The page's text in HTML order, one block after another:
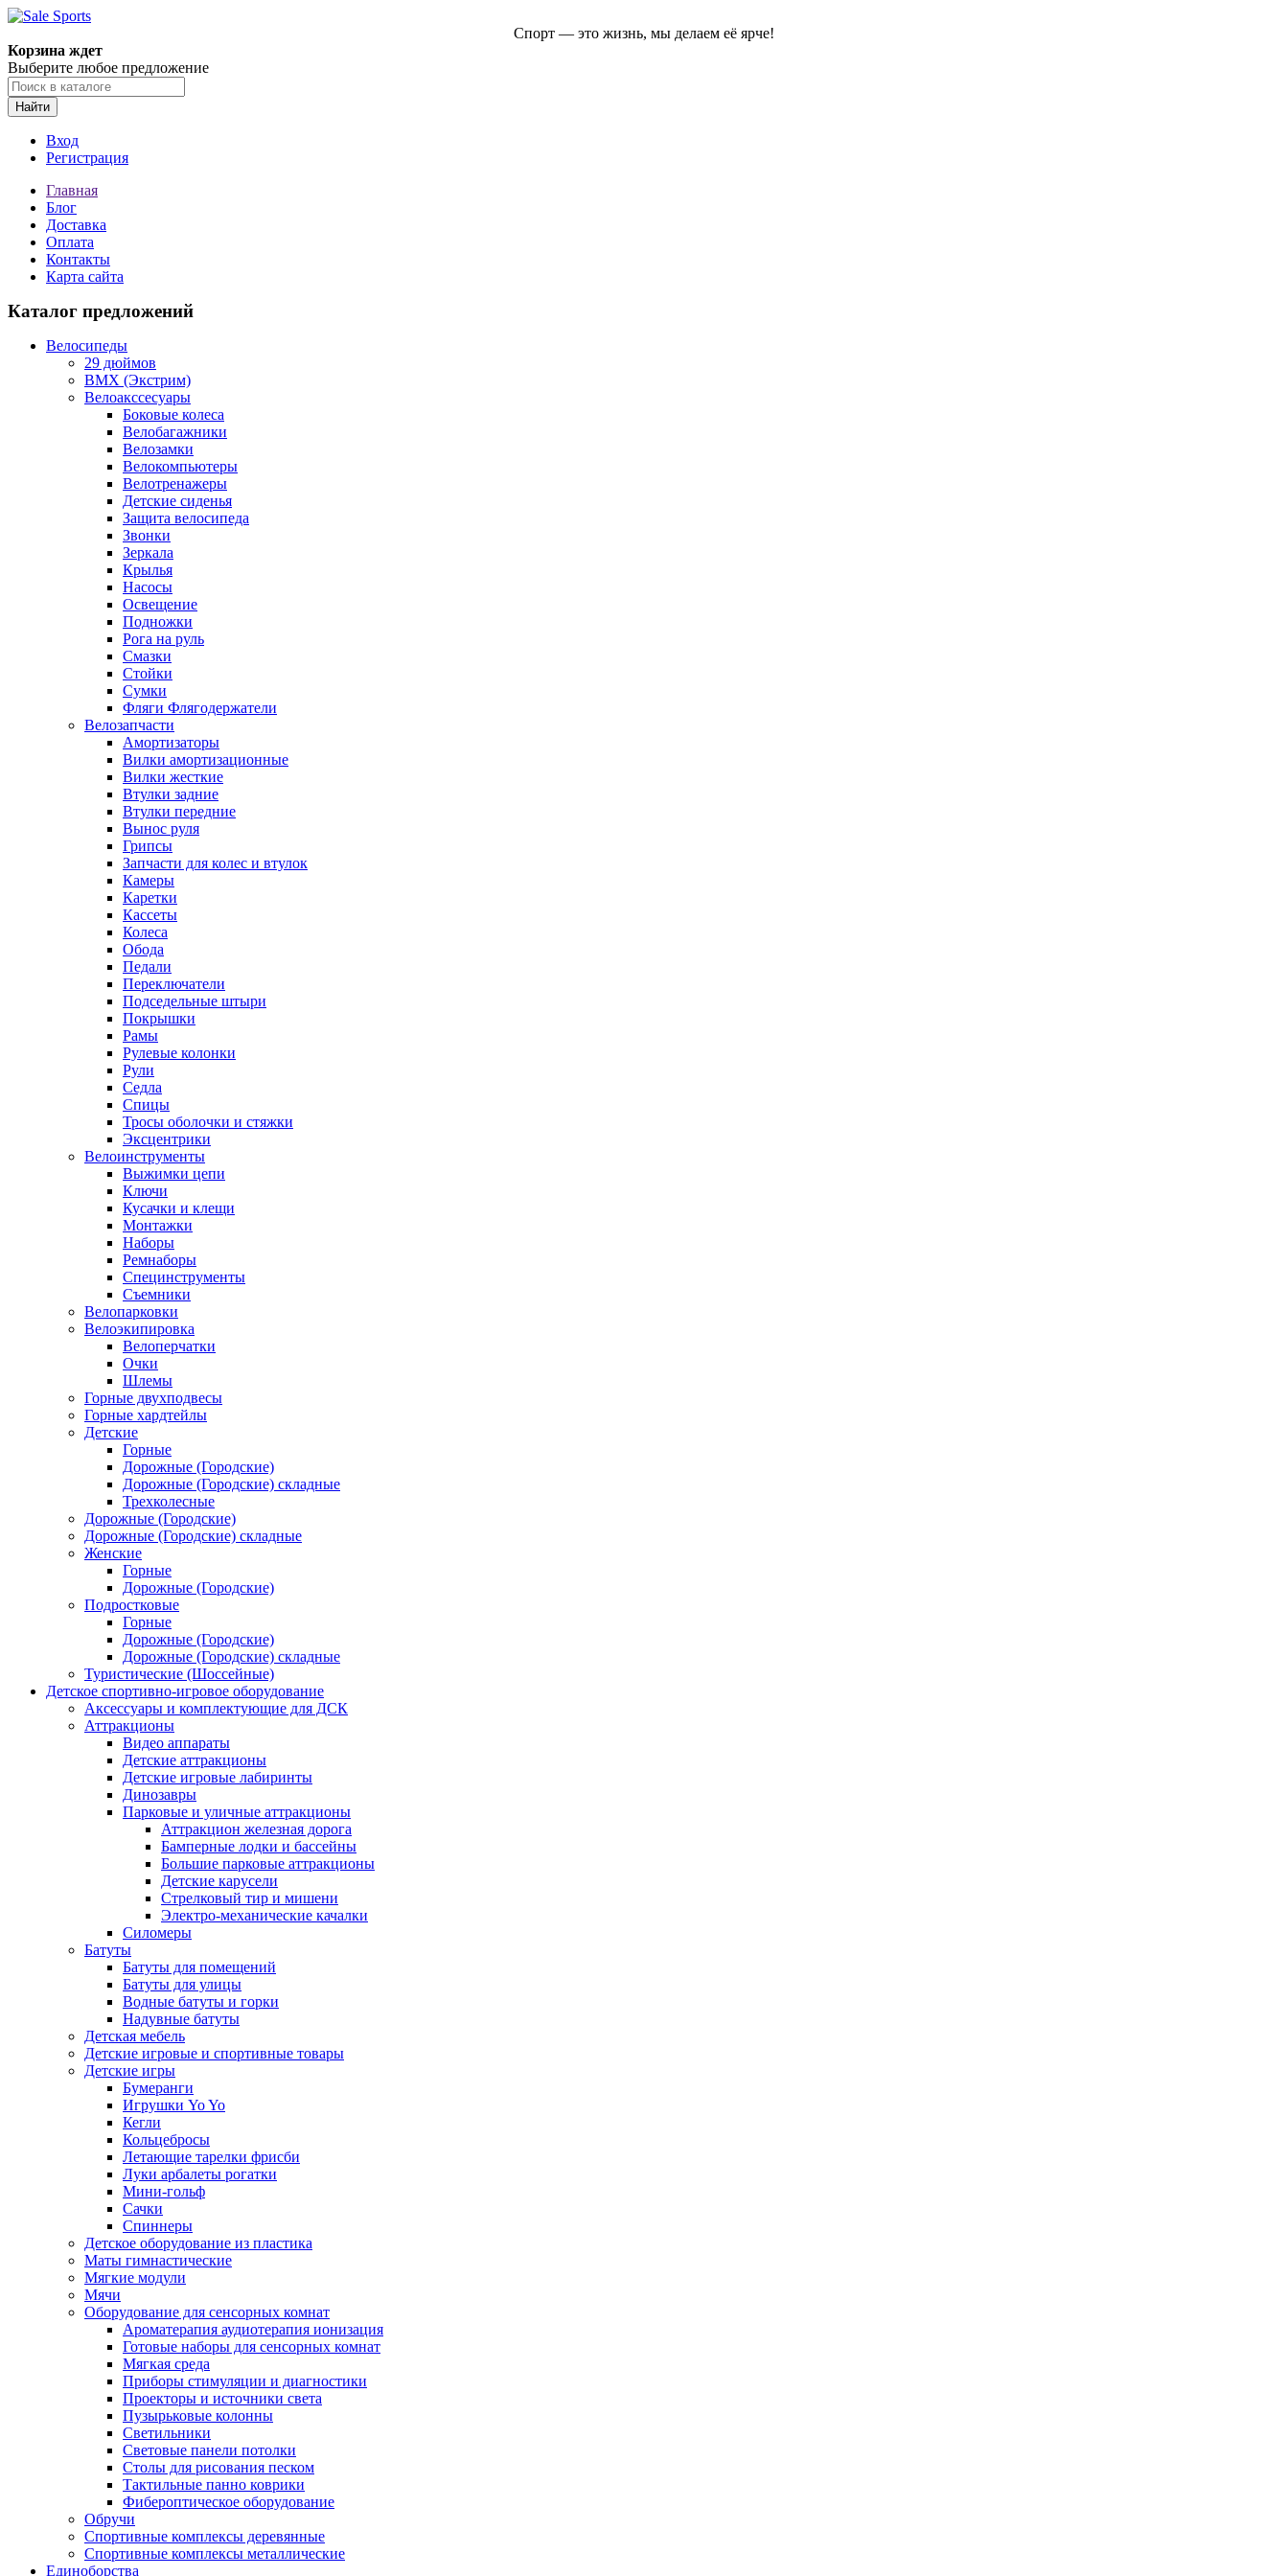
Спорт — это жизнь, мы делаем её ярче!
Корзина ждет
Выберите любое предложение
Найти
Вход
Регистрация
Главная
Блог
Доставка
Оплата
Контакты
Карта сайта
Каталог предложений
Велосипеды
29 дюймов
BMX (Экстрим)
Велоакссесуары
Боковые колеса
Велобагажники
Велозамки
Велокомпьютеры
Велотренажеры
Детские сиденья
Защита велосипеда
Звонки
Зеркала
Крылья
Насосы
Освещение
Подножки
Рога на руль
Смазки
Стойки
Сумки
Фляги Флягодержатели
Велозапчасти
Амортизаторы
Вилки амортизационные
Вилки жесткие
Втулки задние
Втулки передние
Вынос руля
Грипсы
Запчасти для колес и втулок
Камеры
Каретки
Кассеты
Колеса
Обода
Педали
Переключатели
Подседельные штыри
Покрышки
Рамы
Рулевые колонки
Рули
Седла
Спицы
Тросы оболочки и стяжки
Эксцентрики
Велоинструменты
Выжимки цепи
Ключи
Кусачки и клещи
Монтажки
Наборы
Ремнаборы
Специнструменты
Съемники
Велопарковки
Велоэкипировка
Велоперчатки
Очки
Шлемы
Горные двухподвесы
Горные хардтейлы
Детские
Горные
Дорожные (Городские)
Дорожные (Городские) складные
Трехколесные
Дорожные (Городские)
Дорожные (Городские) складные
Женские
Горные
Дорожные (Городские)
Подростковые
Горные
Дорожные (Городские)
Дорожные (Городские) складные
Туристические (Шоссейные)
Детское спортивно-игровое оборудование
Аксессуары и комплектующие для ДСК
Аттракционы
Видео аппараты
Детские аттракционы
Детские игровые лабиринты
Динозавры
Парковые и уличные аттракционы
Аттракцион железная дорога
Бамперные лодки и бассейны
Большие парковые аттракционы
Детские карусели
Стрелковый тир и мишени
Электро-механические качалки
Силомеры
Батуты
Батуты для помещений
Батуты для улицы
Водные батуты и горки
Надувные батуты
Детская мебель
Детские игровые и спортивные товары
Детские игры
Бумеранги
Игрушки Yo Yo
Кегли
Кольцебросы
Летающие тарелки фрисби
Луки арбалеты рогатки
Мини-гольф
Сачки
Спиннеры
Детское оборудование из пластика
Маты гимнастические
Мягкие модули
Мячи
Оборудование для сенсорных комнат
Ароматерапия аудиотерапия ионизация
Готовые наборы для сенсорных комнат
Мягкая среда
Приборы стимуляции и диагностики
Проекторы и источники света
Пузырьковые колонны
Светильники
Световые панели потолки
Столы для рисования песком
Тактильные панно коврики
Фибероптическое оборудование
Обручи
Спортивные комплексы деревянные
Спортивные комплексы металлические
Единоборства